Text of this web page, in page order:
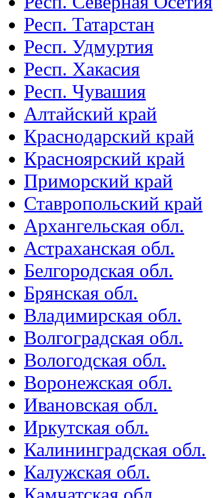
Респ. Татарстан
Респ. Удмуртия
Респ. Хакасия
Респ. Чувашия
Алтайский край
Краснодарский край
Красноярский край
Приморский край
Ставропольский край
Архангельская обл.
Астраханская обл.
Белгородская обл.
Брянская обл.
Владимирская обл.
Волгоградская обл.
Вологодская обл.
Воронежская обл.
Ивановская обл.
Иркутская обл.
Калининградская обл.
Калужская обл.